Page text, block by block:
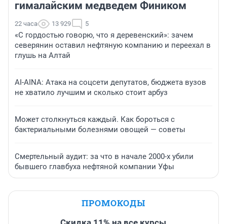
гималайским медведем Фиником
22 часа 13 929 5
«С гордостью говорю, что я деревенский»: зачем
северянин оставил нефтяную компанию и переехал в
глушь на Алтай
AI-AINA: Атака на соцсети депутатов, бюджета вузов
не хватило лучшим и сколько стоит арбуз
Может столкнуться каждый. Как бороться с
бактериальными болезнями овощей — советы
Смертельный аудит: за что в начале 2000-х убили
бывшего главбуха нефтяной компании Уфы
ПРОМОКОДЫ